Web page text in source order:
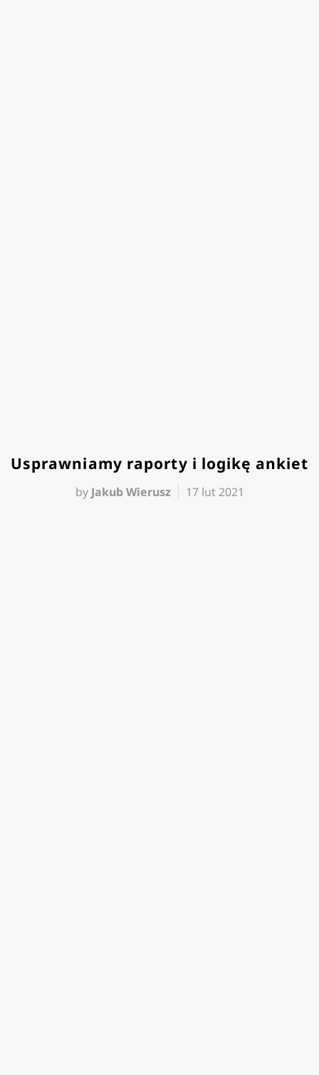
Usprawniamy raporty i logikę ankiet
by Jakub Wierusz 17 lut 2021